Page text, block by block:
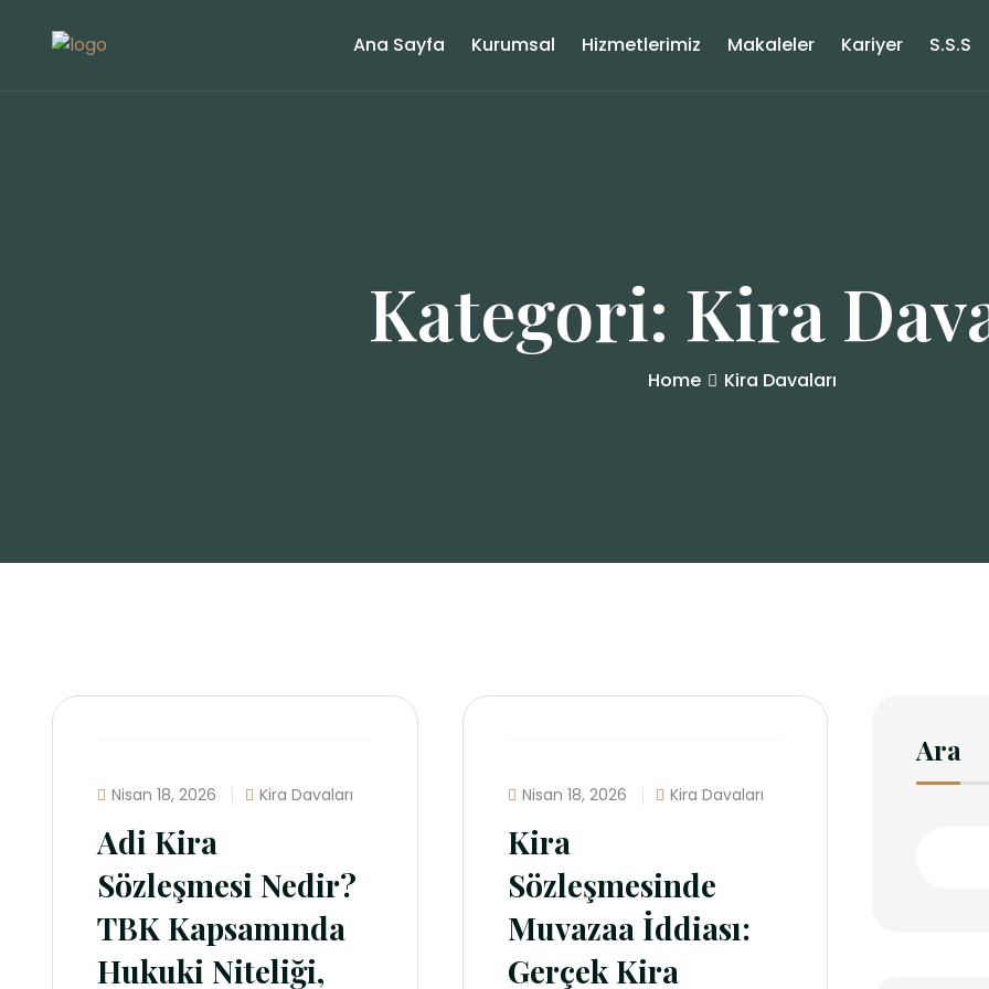
Ana Sayfa Kurumsal Hizmetlerimiz Makaleler Kariyer S.S.S
Kategori: Kira
Home Kira Davaları
Nisan 18, 2026 Kira Davaları
Adi Kira
Sözleşmesi Nedir?
TBK Kapsamında
Hukuki Niteliği,
Nisan 18, 2026 Kira Davaları
Kira
Sözleşmesinde
Muvazaa İddiası:
Gerçek Kira
Ara